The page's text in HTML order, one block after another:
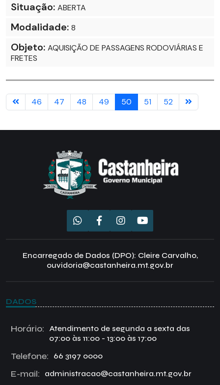
Situação: ABERTA
Modalidade: 8
Objeto: AQUISIÇÃO DE PASSAGENS RODOVIÁRIAS E
FRETES
46 47 48 49 50 51 52
Encarregado de Dados (DPO): Cleire Carvalho,
ouvidoria@castanheira.mt.gov.br
DADOS
Horário:
Atendimento de segunda a sexta das
07:00 às 11:00 - 13:00 às 17:00
Telefone: 66 3197 0000
E-mail: administracao@castanheira.mt.gov.br